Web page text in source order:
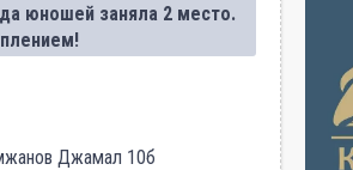
юношей заняла 2 место.
Джамал 10б